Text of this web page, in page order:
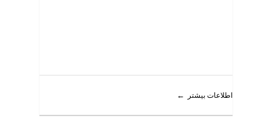
اطلاعات بیشتر